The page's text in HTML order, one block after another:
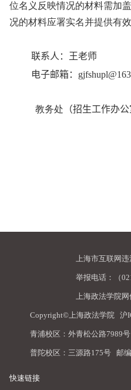
位名义反映情况的材料需加
况的材料应署实名并提供有效
联系人：王老师
电子邮箱：
教务处 （招生工作办公
上海市互联网
举报电话：（
上海政法学院网
Copyright©上海政法学院 沪
青浦校区：外青松公路7989
普陀校区：三源路175号 邮
快速链接